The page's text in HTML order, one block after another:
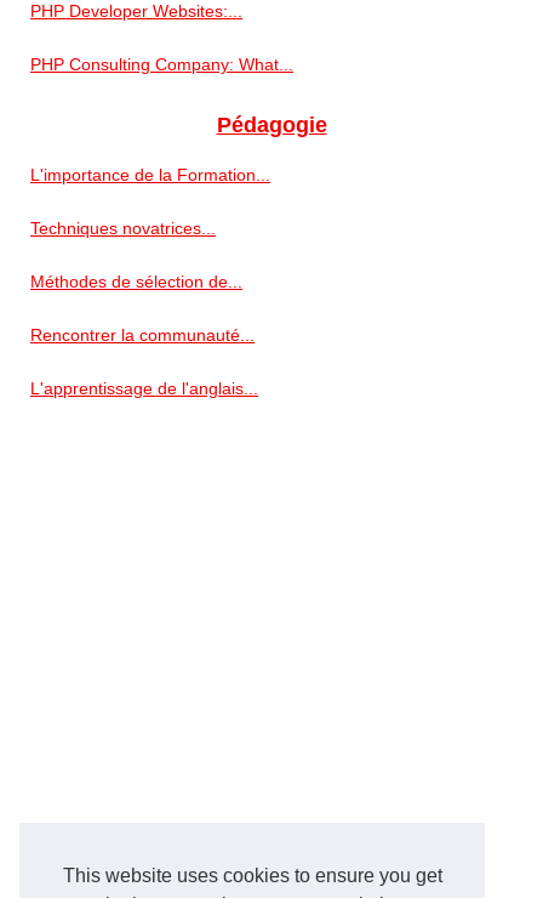
This website uses cookies to ensure you get
PHP Developer Websites:...
PHP Consulting Company: What...
Pédagogie
L'importance de la Formation...
Techniques novatrices...
Méthodes de sélection de...
Rencontrer la communauté...
L'apprentissage de l'anglais...